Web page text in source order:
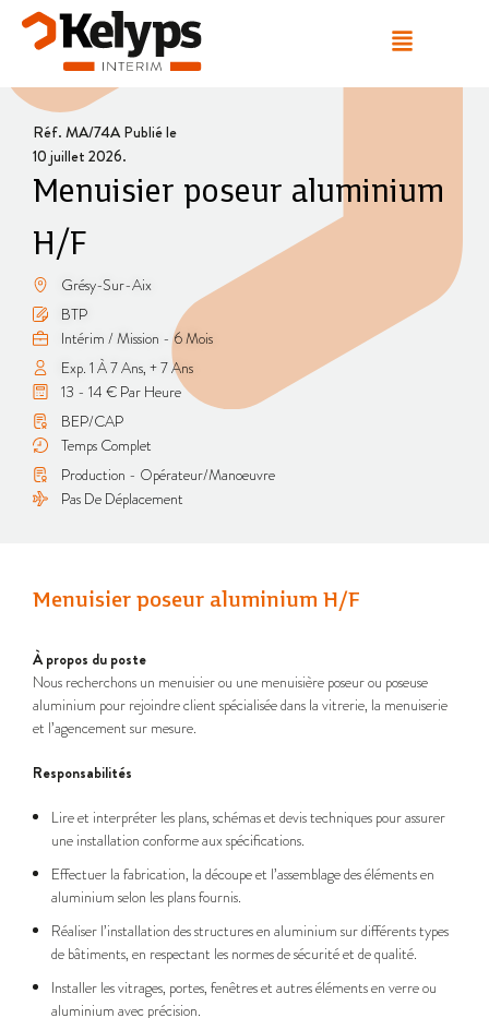
Réf. MA/74A Publié le
10 juillet 2026.
Menuisier poseur aluminium
H/F
Grésy-Sur-Aix
BTP
Intérim / Mission - 6 Mois
Exp. 1 À 7 Ans, + 7 Ans
13 - 14 € Par Heure
BEP/CAP
Temps Complet
Production - Opérateur/Manoeuvre
Pas De Déplacement
Menuisier poseur aluminium H/F
À propos du poste
Nous recherchons un menuisier ou une menuisière poseur ou poseuse
aluminium pour rejoindre client spécialisée dans la vitrerie, la menuiserie
et l’agencement sur mesure.
Responsabilités
Lire et interpréter les plans, schémas et devis techniques pour assurer
une installation conforme aux spécifications.
Effectuer la fabrication, la découpe et l’assemblage des éléments en
aluminium selon les plans fournis.
Réaliser l’installation des structures en aluminium sur différents types
de bâtiments, en respectant les normes de sécurité et de qualité.
Installer les vitrages, portes, fenêtres et autres éléments en verre ou
aluminium avec précision.